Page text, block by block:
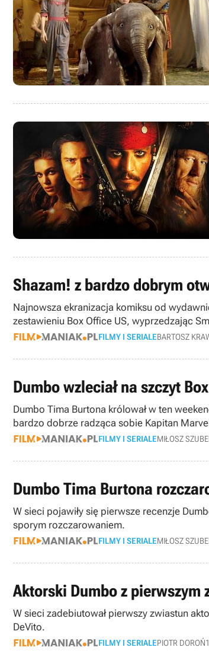
Shazam! z bardzo dobrym
Najnowsza ekranizacja komiksu od
zestawieniu Box Office US, wyprzedzając
FILMY I SERIALEBARTOSZ
Dumbo wzleciał na szczyt
Dumbo Tima Burtona królował w ten
bardzo dobrze radząca sobie Kapitan
FILMY I SERIALEMIŁOSZ
Dumbo Tima Burtona
W sieci pojawiły się pierwsze recenzje
sporym rozczarowaniem.
FILMY I SERIALEMIŁOSZ
Aktorski Dumbo z pierwszym
W sieci zadebiutował pierwszy zwiastun
DeVito.
FILMY I SERIALEPIOTR DOROŃ